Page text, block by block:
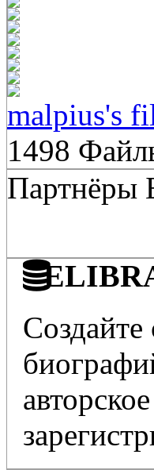
malpius's
1498
Партнёры
Создайте